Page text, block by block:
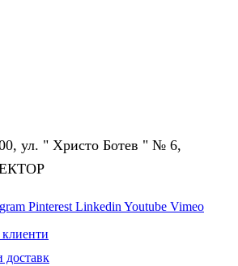
ул. " Христо Ботев " № 6,
Pinterest Linkedin Youtube Vimeo
доставк